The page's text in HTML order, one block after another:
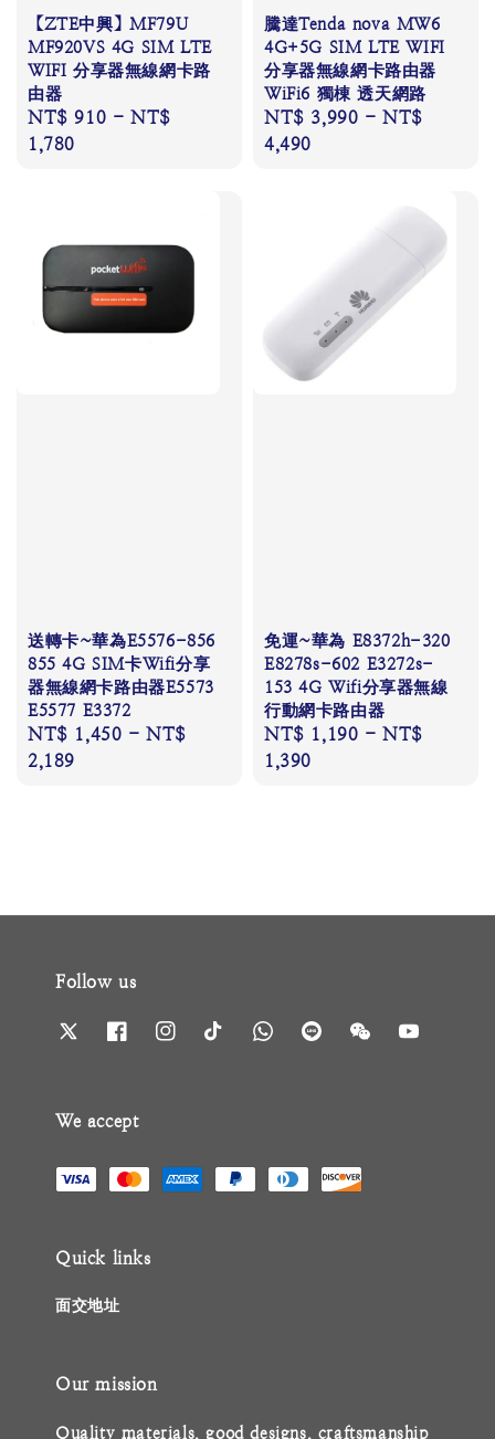
【ZTE中興】MF79U
MF920VS 4G SIM LTE
WIFI 分享器無線網卡路
由器
Regular
price
NT$ 910 -NT$
1,780
騰達Tenda nova MW6
4G+5G SIM LTE WIFI
分享器無線網卡路由器
WiFi6 獨棟 透天網路
Regular
price
NT$ 3,990 -NT$
4,490
送轉卡~華為E5576-856
855 4G SIM卡Wifi分享
器無線網卡路由器E5573
E5577 E3372
Regular
price
NT$ 1,450 -NT$
2,189
免運~華為 E8372h-320
E8278s-602 E3272s-
153 4G Wifi分享器無線
行動網卡路由器
Regular
price
NT$ 1,190 -NT$
1,390
Follow us
We accept
Quick links
面交地址
Our mission
Quality materials, good designs, craftsmanship